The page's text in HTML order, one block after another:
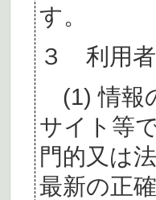
す。
３ 利用
(1) 情報
サイト等
門的又は
最新の正